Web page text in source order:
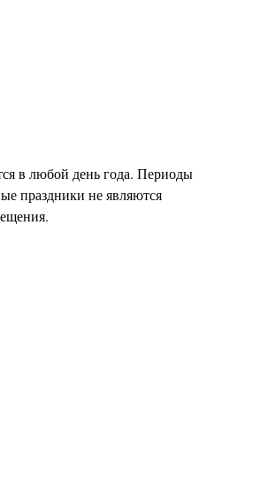
в любой день года. Периоды
праздники не являются